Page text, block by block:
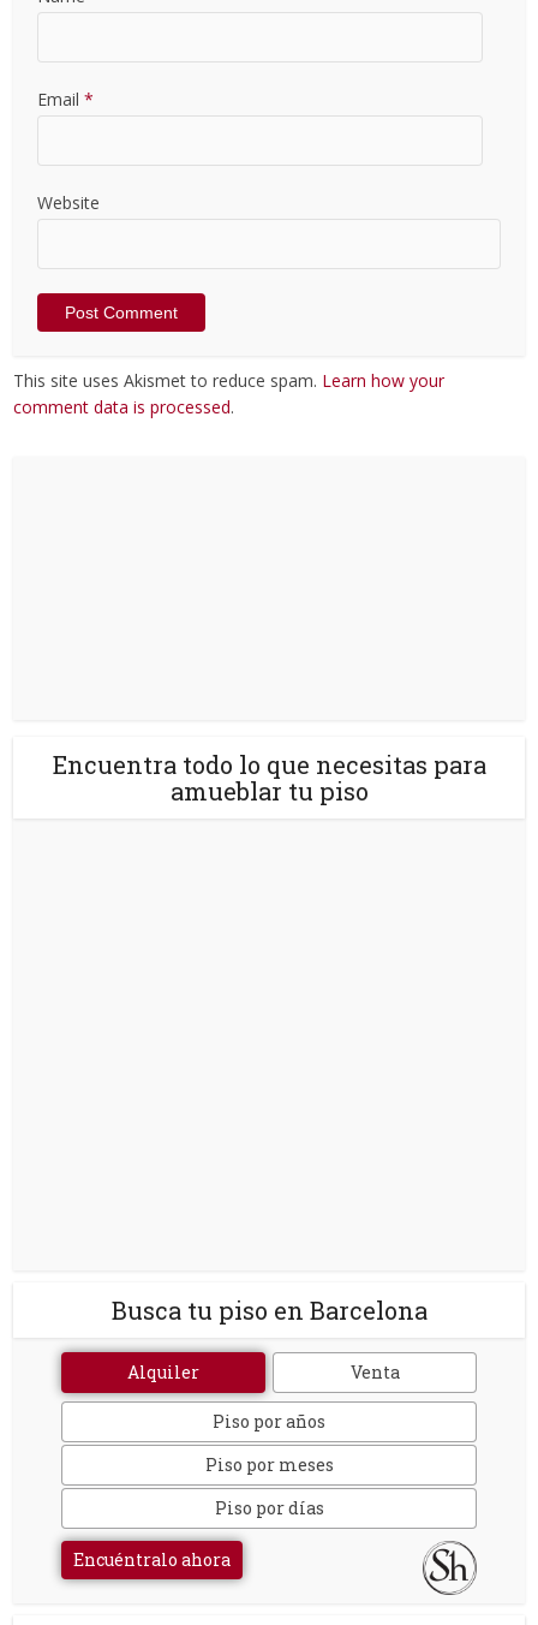
Email *
Website
This site uses Akismet to reduce spam. Learn how your
comment data is processed.
Encuentra todo lo que necesitas para
amueblar tu piso
Busca tu piso en Barcelona
Alquiler Venta
Piso por años
Piso por meses
Piso por días
Encuéntralo ahora